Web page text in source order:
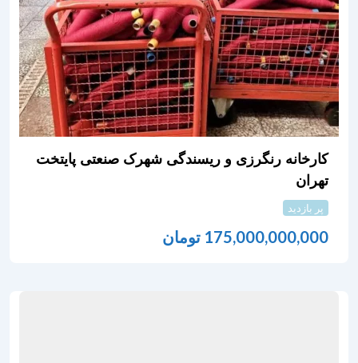
کارخانه رنگرزی و ریسندگی شهرک صنعتی پایتخت
تهران
پر بازدید
175,000,000,000 تومان